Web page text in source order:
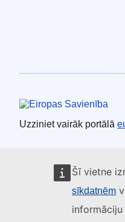
Šī vietne
sīkdatnēm
Eiropas Savienība
Uzziniet vairāk portālā